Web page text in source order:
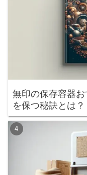
無印の保存容器
を保つ秘訣とは？